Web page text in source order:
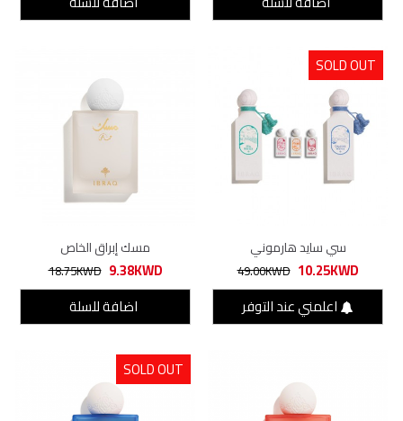
SOLD OUT
سي سايد هارموني
49.00KWD 10.25KWD
اعلمني عند التوفر
مسك إبراق الخاص
18.75KWD 9.38KWD
اضافة للسلة
SOLD OUT